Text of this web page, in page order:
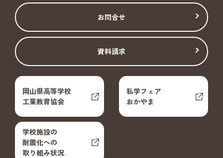
お問合せ
資料請求
岡山県高等学校
工業教育協会
私学フェア
おかやま
学校施設の
耐震化への
取り組み状況